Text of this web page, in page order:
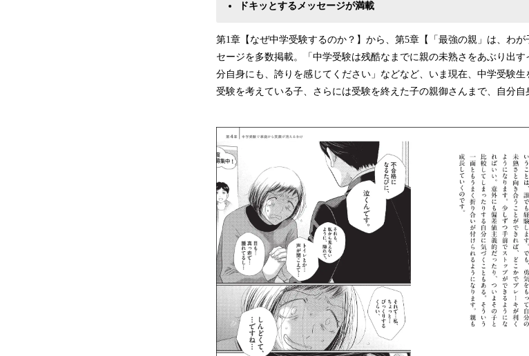
ドキッとするメッセージが満載
第1章【なぜ中学受験するのか？】から、第5章【「最強の親」は、わ
セージを多数掲載。「中学受験は残酷なまでに親の未熟さをあぶり出
分自身にも、誇りを感じてください」などなど、いま現在、中学受験
受験を考えている子、さらには受験を終えた子の親御さんまで、自分自